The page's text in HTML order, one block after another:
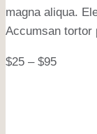
magna aliqua.
Accumsan tortor
$25 – $95